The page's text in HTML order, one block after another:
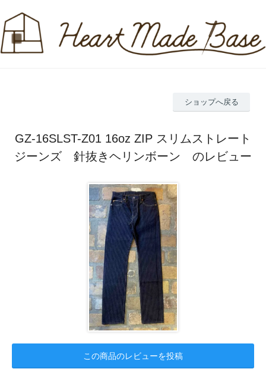
ショップへ戻る
GZ-16SLST-Z01 16oz ZIP スリムストレート
ジーンズ 針抜きヘリンボーン のレビュー
この商品のレビューを投稿